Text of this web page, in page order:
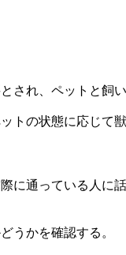
れ、ペットと飼
トの状態に応じて
に通っている人に
うかを確認する。